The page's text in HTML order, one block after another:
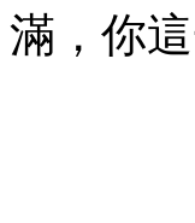
滿，你